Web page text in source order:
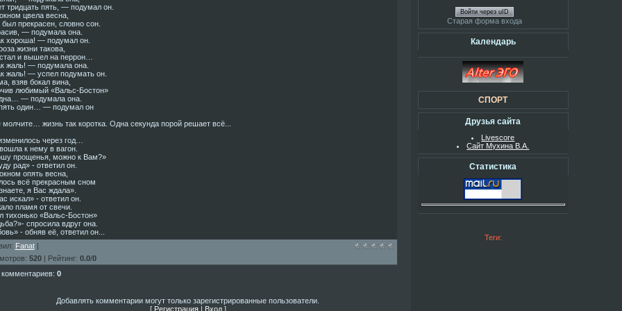
тридцать пять, — подумал он.
цвела весна,
прекрасен, словно сон.
— подумала она.
хороша! — подумал он.
жизни такова,
и вышел на перрон…
жаль! — подумала она.
жаль! — успел подумать он.
взяв бокал вина,
любимый «Вальс-Бостон»
— подумала она.
один… — подумал он
жизнь так коротка. Одна секунда порой решает всё...
через год…
к нему в вагон.
прощенья, можно к Вам?»
рад» - ответил он.
опять весна,
всё прекрасным сном
я Вас ждала».
искал» - ответил он.
пламя от свечи.
тихонько «Вальс-Бостон»
спросила вдруг она.
- обняв её, ответил он...
: Fanat|
: 520| Рейтинг: 0.0/0
комментариев: 0
Добавлять комментарии могут только зарегистрированные пользователи.
[ Регистрация| Вход]
Войти через uID
Старая форма входа
Календарь
СПОРТ
Друзья сайта
Livescore
Сайт Мухина В.А.
Статистика
Теги: